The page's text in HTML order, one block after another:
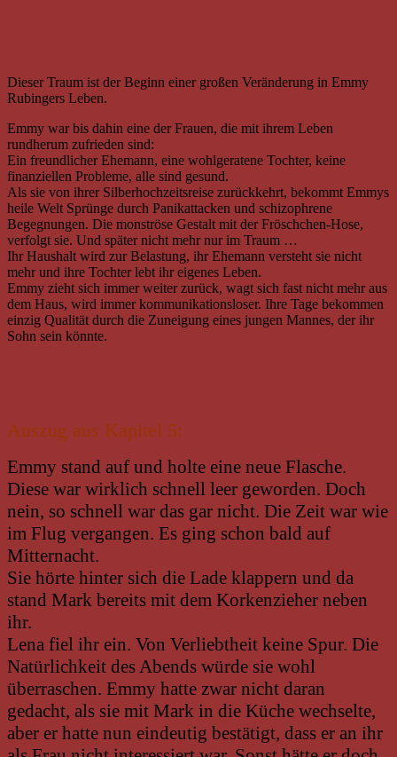
Dieser Traum ist der Beginn einer großen Veränderung in Emmy
Rubingers Leben.
Emmy war bis dahin eine der Frauen, die mit ihrem Leben
rundherum zufrieden sind:
Ein freundlicher Ehemann, eine wohlgeratene Tochter, keine
finanziellen Probleme, alle sind gesund.
Als sie von ihrer Silberhochzeitsreise zurückkehrt, bekommt Emmys
heile Welt Sprünge durch Panikattacken und schizophrene
Begegnungen. Die monströse Gestalt mit der Fröschchen-Hose,
verfolgt sie. Und später nicht mehr nur im Traum …
Ihr Haushalt wird zur Belastung, ihr Ehemann versteht sie nicht
mehr und ihre Tochter lebt ihr eigenes Leben.
Emmy zieht sich immer weiter zurück, wagt sich fast nicht mehr aus
dem Haus, wird immer kommunikationsloser. Ihre Tage bekommen
einzig Qualität durch die Zuneigung eines jungen Mannes, der ihr
Sohn sein könnte.
Auszug aus Kapitel 5:
Emmy stand auf und holte eine neue Flasche.
Diese war wirklich schnell leer geworden. Doch
nein, so schnell war das gar nicht. Die Zeit war wie
im Flug vergangen. Es ging schon bald auf
Mitternacht.
Sie hörte hinter sich die Lade klappern und da
stand Mark bereits mit dem Korkenzieher neben
ihr.
Lena fiel ihr ein. Von Verliebtheit keine Spur. Die
Natürlichkeit des Abends würde sie wohl
überraschen. Emmy hatte zwar nicht daran
gedacht, als sie mit Mark in die Küche wechselte,
aber er hatte nun eindeutig bestätigt, dass er an ihr